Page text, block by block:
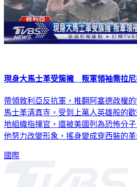
現身大馬士革受簇擁 叛軍領袖喬拉尼
帶領敘利亞反抗軍，推翻阿塞德政權
馬士革清真寺，受到上萬人英雄般的
地組織指揮官，還被美國列為恐怖分
他努力改變形象，搖身變成穿西裝的革
國際